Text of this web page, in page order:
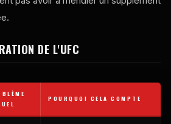
DE L'UFC
POURQUOI CELA COMPTE